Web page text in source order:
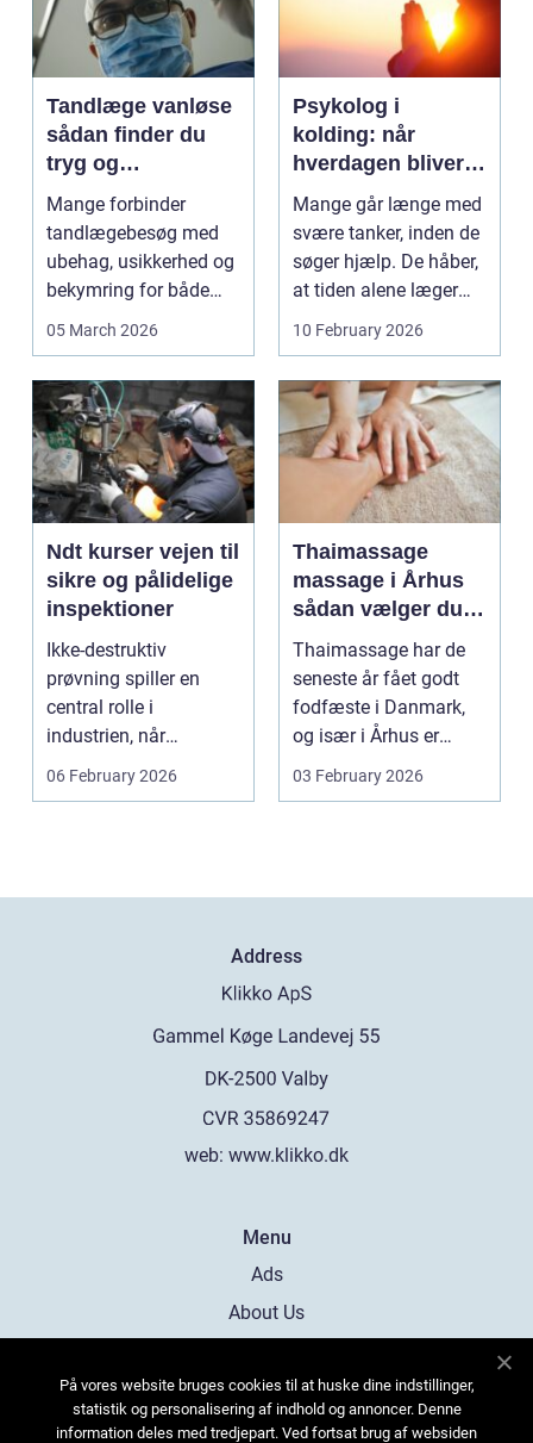
Tandlæge vanløse
sådan finder du
tryg og
professionel
tandpleje
Mange forbinder
tandlægebesøg med
ubehag, usikkerhed og
bekymring for både
smerter og pris.
05 March 2026
Psykolog i
kolding: når
hverdagen bliver
for tung at bære
alene
Mange går længe med
svære tanker, inden de
søger hjælp. De håber,
at tiden alene læger
sårene, at tr...
10 February 2026
Ndt kurser vejen til
sikre og pålidelige
inspektioner
Ikke-destruktiv
prøvning spiller en
central rolle i
industrien, når
konstruktioner,
svejsninger og k...
06 February 2026
Thaimassage
massage i Århus
sådan vælger du
den rette
behandling
Thaimassage har de
seneste år fået godt
fodfæste i Danmark,
og især i Århus er
udbuddet vokset
03 February 2026
Address
web: www.klikko.dk
Menu
Ads
About Us
Contact
Sitemap
På vores website bruges cookies til at huske dine indstillinger,
statistik og personalisering af indhold og annoncer. Denne
information deles med tredjepart. Ved fortsat brug af websiden